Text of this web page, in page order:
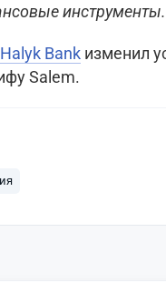
инструменты.
Halyk Bank изменил
Salem.